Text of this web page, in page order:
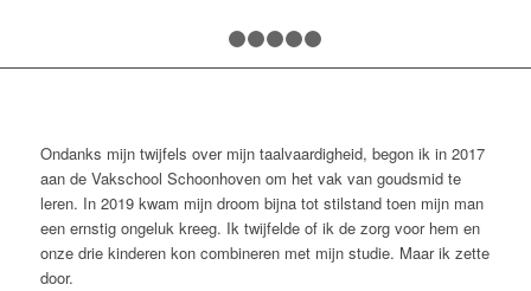
Ondanks mijn twijfels over mijn taalvaardigheid, begon ik in 2017
aan de Vakschool Schoonhoven om het vak van goudsmid te
leren. In 2019 kwam mijn droom bijna tot stilstand toen mijn man
een ernstig ongeluk kreeg. Ik twijfelde of ik de zorg voor hem en
onze drie kinderen kon combineren met mijn studie. Maar ik zette
door.